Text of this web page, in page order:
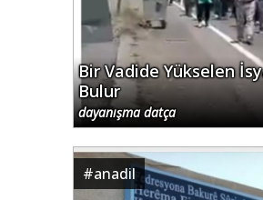
Bir Vadide Yükselen
Bulur
dayanışma datça
#anadil